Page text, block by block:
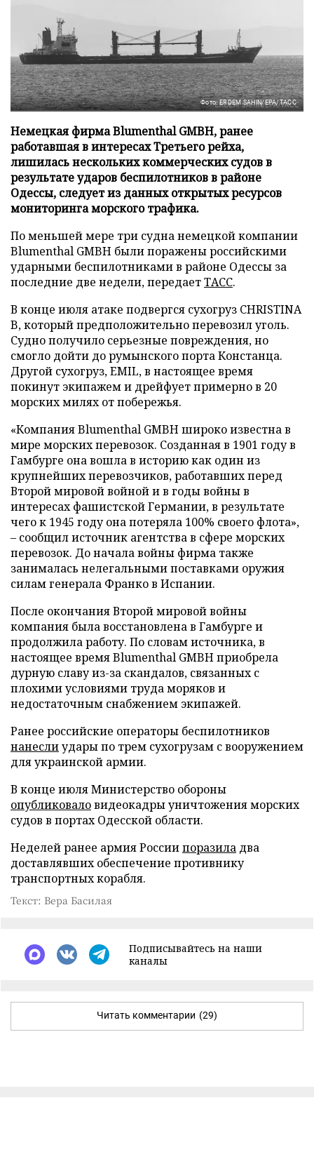
Фото: ERDEM SAHIN/EPA/ТАСС
Немецкая фирма Blumenthal GMBH, ранее
работавшая в интересах Третьего рейха,
лишилась нескольких коммерческих судов в
результате ударов беспилотников в районе
Одессы, следует из данных открытых ресурсов
мониторинга морского трафика.
По меньшей мере три судна немецкой компании
Blumenthal GMBH были поражены российскими
ударными беспилотниками в районе Одессы за
последние две недели, передаетТАСС.
В конце июля атаке подвергся сухогруз CHRISTINA
B, который предположительно перевозил уголь.
Судно получило серьезные повреждения, но
смогло дойти до румынского порта Констанца.
Другой сухогруз, EMIL, в настоящее время
покинут экипажем и дрейфует примерно в 20
морских милях от побережья.
«Компания Blumenthal GMBH широко известна в
мире морских перевозок. Созданная в 1901 году в
Гамбурге она вошла в историю как один из
крупнейших перевозчиков, работавших перед
Второй мировой войной и в годы войны в
интересах фашистской Германии, в результате
чего к 1945 году она потеряла 100% своего флота»,
– сообщил источник агентства в сфере морских
перевозок. До начала войны фирма также
занималась нелегальными поставками оружия
силам генерала Франко в Испании.
После окончания Второй мировой войны
компания была восстановлена в Гамбурге и
продолжила работу. По словам источника, в
настоящее время Blumenthal GMBH приобрела
дурную славу из-за скандалов, связанных с
плохими условиями труда моряков и
недостаточным снабжением экипажей.
Ранее российские операторы беспилотников
нанеслиудары по трем сухогрузам с вооружением
для украинской армии.
В конце июля Министерство обороны
опубликоваловидеокадры уничтожения морских
судов в портах Одесской области.
Неделей ранее армия Россиипоразила два
доставлявших обеспечение противнику
транспортных корабля.
Текст: Вера Басилая
Подписывайтесь на наши
каналы
Читать комментарии (29)